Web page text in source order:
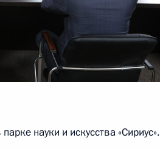
науки и искусства «Сириус».